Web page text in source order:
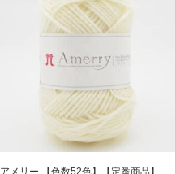
アメリー 【色数52色】【定番商品】